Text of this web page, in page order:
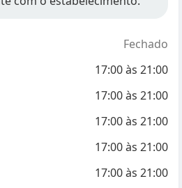
Fechado
17:00às 21:00
17:00às 21:00
17:00às 21:00
17:00às 21:00
17:00às 21:00